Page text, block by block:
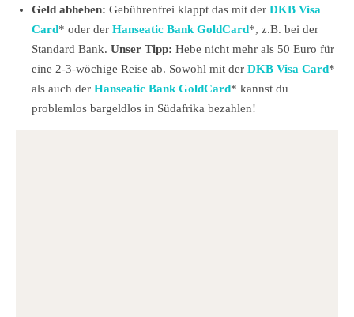
Geld abheben: Gebührenfrei klappt das mit der DKB Visa
Card* oder der Hanseatic Bank GoldCard*, z.B. bei der
Standard Bank. Unser Tipp: Hebe nicht mehr als 50 Euro für
eine 2-3-wöchige Reise ab. Sowohl mit der DKB Visa Card*
als auch der Hanseatic Bank GoldCard* kannst du
problemlos bargeldlos in Südafrika bezahlen!